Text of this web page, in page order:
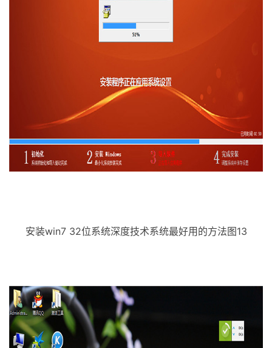
安装win7 32位系统深度技术系统最好用的方法图13